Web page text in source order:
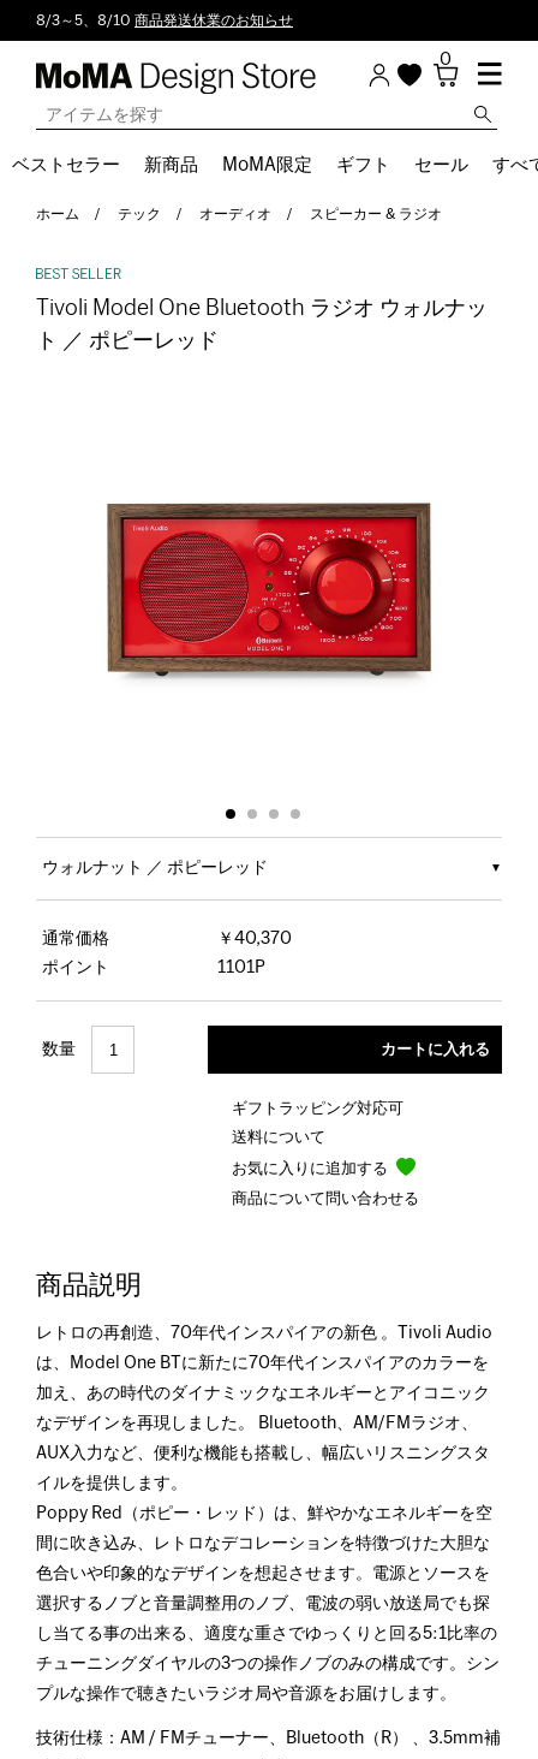
8/3～5、8/10 商品発送休業のお知らせ
0
ベストセラー 新商品 MoMA限定 ギフト セール すべ
ホーム テック オーディオ スピーカー & ラジオ
Tivoli Model One Bluetooth ラジオ ウォルナッ
ト ／ ポピーレッド
ウォルナット ／ ポピーレッド
通常価格
￥40,370
ポイント
1101P
数量
ギフトラッピング対応可
送料について
お気に入りに追加する
商品について問い合わせる
商品説明
レトロの再創造、70年代インスパイアの新色 。Tivoli Audio
は、Model One BTに新たに70年代インスパイアのカラーを
加え、あの時代のダイナミックなエネルギーとアイコニック
なデザインを再現しました。 Bluetooth、AM/FMラジオ、
AUX入力など、便利な機能も搭載し、幅広いリスニングスタ
イルを提供します。
Poppy Red（ポピー・レッド）は、鮮やかなエネルギーを空
間に吹き込み、レトロなデコレーションを特徴づけた大胆な
色合いや印象的なデザインを想起させます。電源とソースを
選択するノブと音量調整用のノブ、電波の弱い放送局でも探
し当てる事の出来る、適度な重さでゆっくりと回る5:1比率の
チューニングダイヤルの3つの操作ノブのみの構成です。シン
プルな操作で聴きたいラジオ局や音源をお届けします。
技術仕様：AM / FMチューナー、Bluetooth（R） 、3.5mm補